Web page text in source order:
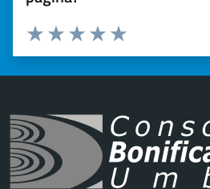
Valuta 5 stelle su
Valuta 4 stelle su 5
Valuta 3 stelle su 5
Valuta 2 stelle su 5
Valuta 1 stelle su 5